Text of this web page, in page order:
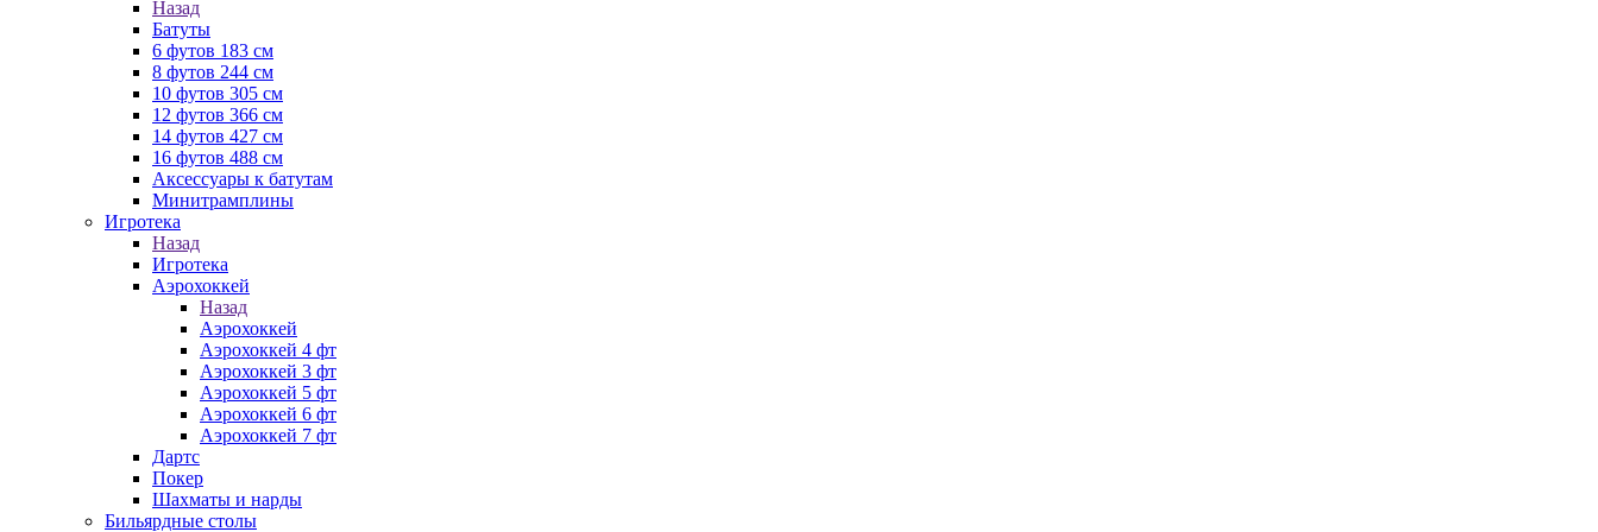
Назад
Батуты
6 футов 183 см
8 футов 244 см
10 футов 305 см
12 футов 366 см
14 футов 427 см
16 футов 488 см
Аксессуары к батутам
Минитрамплины
Игротека
Назад
Игротека
Аэрохоккей
Назад
Аэрохоккей
Аэрохоккей 4 фт
Аэрохоккей 3 фт
Аэрохоккей 5 фт
Аэрохоккей 6 фт
Аэрохоккей 7 фт
Дартс
Покер
Шахматы и нарды
Бильярдные столы